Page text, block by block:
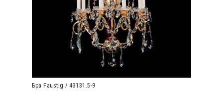
Бра Faustig / 43131.5-9